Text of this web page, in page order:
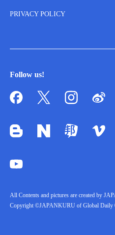
PRIVACY POLICY
Follow us!
All Contents and pictures are created by
Copyright ©JAPANKURU of Global Daily